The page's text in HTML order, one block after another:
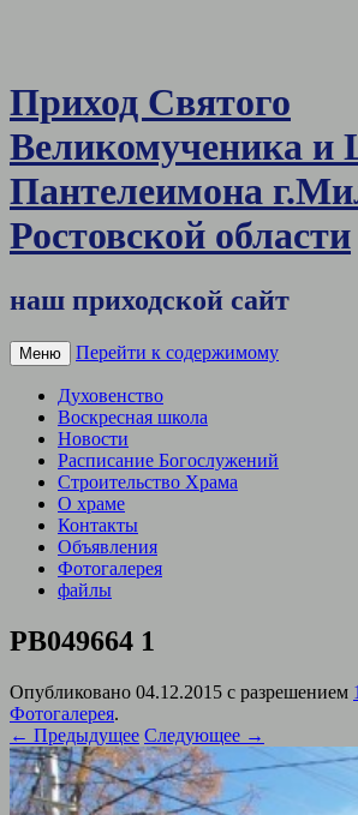
Приход Святого
Великомученика и
Пантелеимона
Ростовской области
наш приходской сайт
Меню Перейти к содержимому
Духовенство
Воскресная школа
Новости
Расписание Богослужений
Строительство Храма
О храме
Контакты
Объявления
Фотогалерея
файлы
PB049664 1
Опубликовано 04.12.2015 с разрешением
Фотогалерея.
← Предыдущее Следующее →